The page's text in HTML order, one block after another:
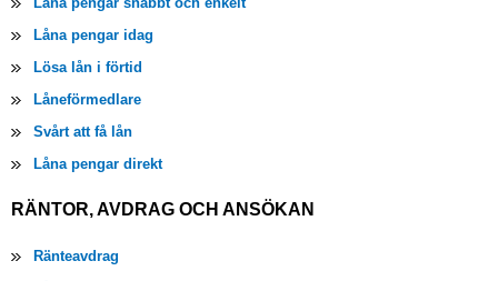
Låna pengar idag
Lösa lån i förtid
Låneförmedlare
Svårt att få lån
Låna pengar direkt
RÄNTOR, AVDRAG OCH ANSÖKAN
Ränteavdrag